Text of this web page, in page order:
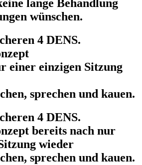
lange Behandlung
wünschen.
4 DENS.
einer einzigen Sitzung
sprechen und kauen.
4 DENS.
bereits nach nur
wieder
sprechen und kauen.